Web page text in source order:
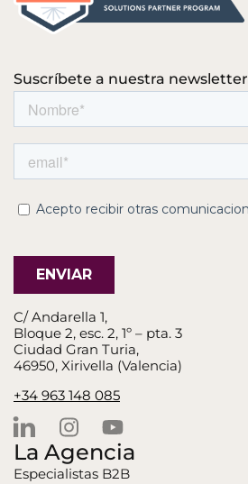
Suscríbete a nuestra newsletter
C/ Andarella 1,
Bloque 2, esc. 2, 1º – pta. 3
Ciudad Gran Turia,
46950, Xirivella (Valencia)
+34 963 148 085
La Agencia
Especialistas B2B